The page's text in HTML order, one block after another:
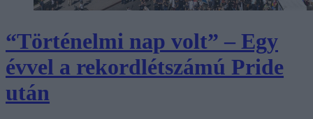
“Történelmi nap volt” – Egy
évvel a rekordlétszámú Pride
után